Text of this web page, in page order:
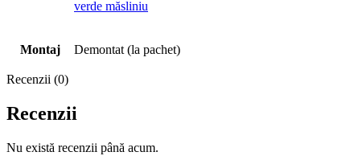
verde măsliniu
Montaj Demontat (la pachet)
Recenzii (0)
Recenzii
Nu există recenzii până acum.